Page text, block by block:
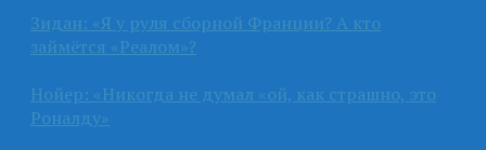
Зидан: «Я у руля сборной Франции? А кто
займётся «Реалом»?
Нойер: «Никогда не думал «ой, как страшно, это
Роналду»